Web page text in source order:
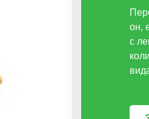
он,
с